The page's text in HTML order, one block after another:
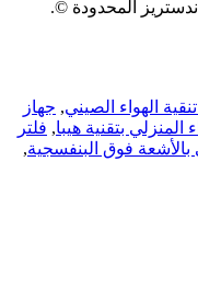
المحدودة ©.
الهواء الصيني, جهاز
المنزلي بتقنية هيبا, فلتر
بالأشعة فوق البنفسجية,